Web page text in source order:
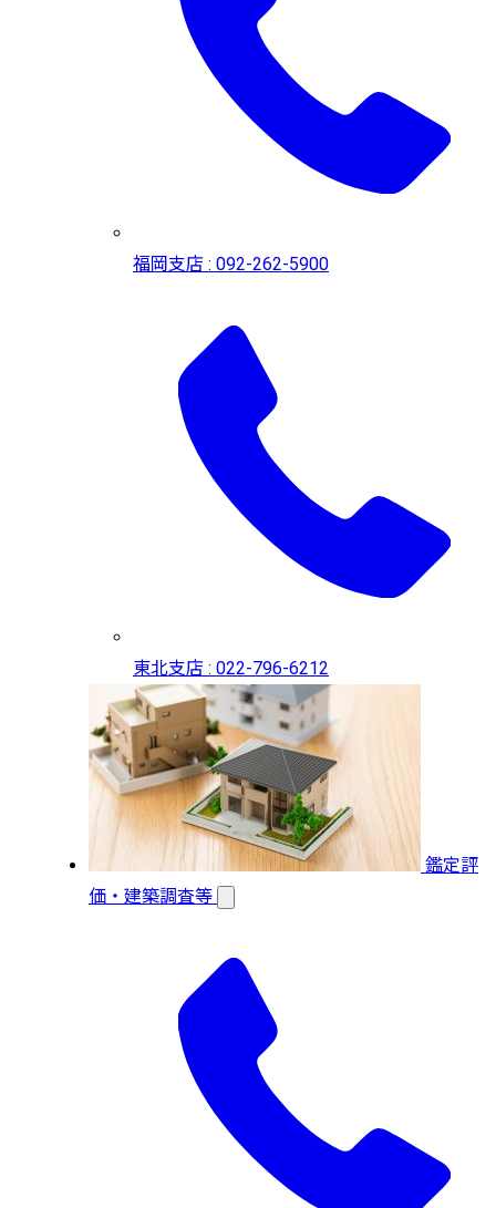
福岡支店 : 092-262-5900
東北支店 : 022-796-6212
鑑定評
価・建築調査等